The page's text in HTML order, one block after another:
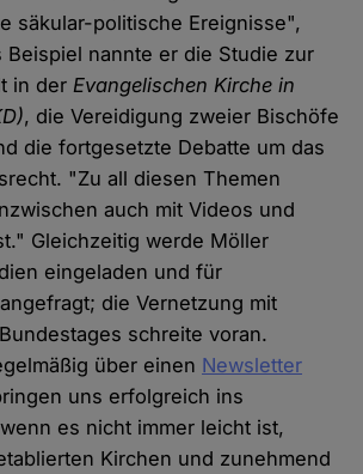
säkular-politische Ereignisse",
Beispiel nannte er die Studie zur
in derEvangelischen Kirche in
, die Vereidigung zweier Bischöfe
die fortgesetzte Debatte um das
"Zu all diesen Themen
auch mit Videos und
Gleichzeitig werde Möller
eingeladen und für
die Vernetzung mit
schreite voran.
über einen Newsletter
uns erfolgreich ins
es nicht immer leicht ist,
Kirchen und zunehmend